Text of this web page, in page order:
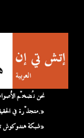
متجذّرة في الحقيقة وواعية بالسياق. هذه هي الصحافة من الهوامش.»
«شبكة هندوكوش تريبيون | أخبار من الهامش، قصص من المنبع»